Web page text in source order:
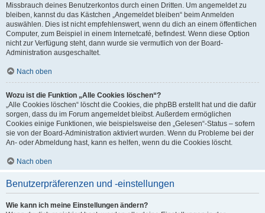
Missbrauch deines Benutzerkontos durch einen Dritten. Um angemeldet zu
bleiben, kannst du das Kästchen „Angemeldet bleiben“ beim Anmelden
auswählen. Dies ist nicht empfehlenswert, wenn du dich an einem öffentlichen
Computer, zum Beispiel in einem Internetcafé, befindest. Wenn diese Option
nicht zur Verfügung steht, dann wurde sie vermutlich von der Board-
Administration ausgeschaltet.
Nach oben
Wozu ist die Funktion „Alle Cookies löschen“?
„Alle Cookies löschen“ löscht die Cookies, die phpBB erstellt hat und die dafür
sorgen, dass du im Forum angemeldet bleibst. Außerdem ermöglichen
Cookies einige Funktionen, wie beispielsweise den „Gelesen“-Status – sofern
sie von der Board-Administration aktiviert wurden. Wenn du Probleme bei der
An- oder Abmeldung hast, kann es helfen, wenn du die Cookies löscht.
Nach oben
Benutzerpräferenzen und -einstellungen
Wie kann ich meine Einstellungen ändern?